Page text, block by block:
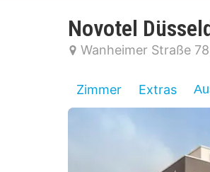
Novotel
Wanheimer Straße 78
Zimmer Extras